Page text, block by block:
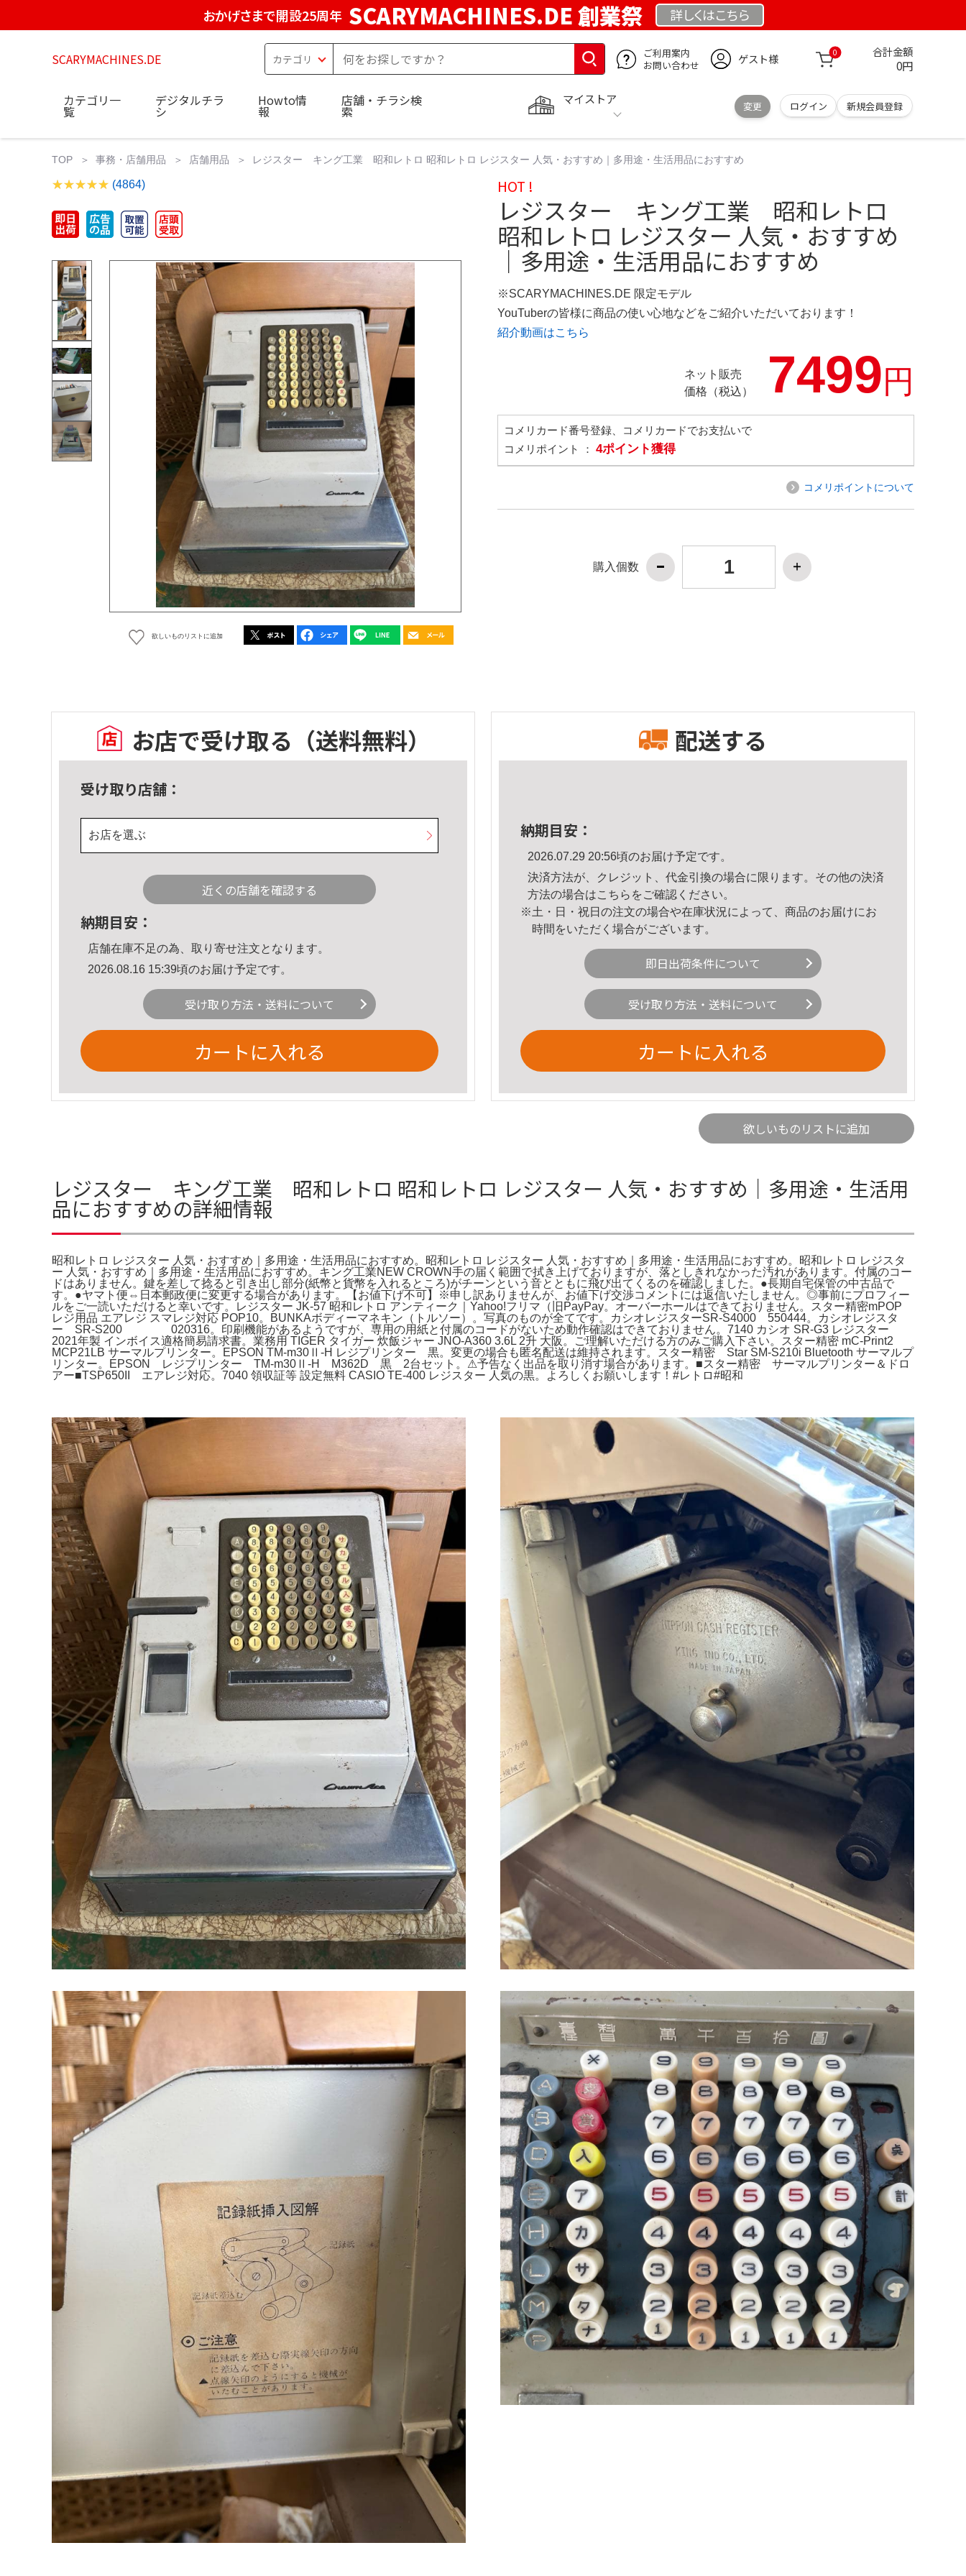
おかげさまで開設25周年 SCARYMACHINES.DE 創業祭 詳しくはこちら
SCARYMACHINES.DE
ご利用案内
お問い合わせ
ゲスト様 0 合計金額
0円
マイストア
変更 ログイン 新規会員登録
カテゴリ一
覧
デジタルチラ
シ
Howto情
報
店舗・チラシ検
索
TOP 事務・店舗用品 店舗用品 レジスター キング工業 昭和レトロ 昭和レトロ レジスター 人気・おすすめ｜多用途・生活用品におすすめ
(4864)
欲しいものリストに追加
HOT !
レジスター キング工業 昭和レトロ
昭和レトロ レジスター 人気・おすすめ
｜多用途・生活用品におすすめ
※SCARYMACHINES.DE 限定モデル
YouTuberの皆様に商品の使い心地などをご紹介いただいております！
紹介動画はこちら
ネット販売
価格（税込）
7499円
コメリカード番号登録、コメリカードでお支払いで
コメリポイント ： 4ポイント獲得
コメリポイントについて
購入個数
お店で受け取る （送料無料）
受け取り店舗：
お店を選ぶ
近くの店舗を確認する
納期目安：
店舗在庫不足の為、取り寄せ注文となります。
2026.08.16 15:39頃のお届け予定です。
受け取り方法・送料について
カートに入れる
配送する
納期目安：
2026.07.29 20:56頃のお届け予定です。
決済方法が、クレジット、代金引換の場合に限ります。その他の決済
方法の場合はこちら をご確認ください。
※土・日・祝日の注文の場合や在庫状況によって、商品のお届けにお
時間をいただく場合がございます。
即日出荷条件について
受け取り方法・送料について
カートに入れる
欲しいものリストに追加
レジスター キング工業 昭和レトロ 昭和レトロ レジスター 人気・おすすめ｜多用途・生活用
品におすすめの詳細情報
昭和レトロ レジスター 人気・おすすめ｜多用途・生活用品におすすめ。昭和レトロ レジスター 人気・おすすめ｜多用途・生活用品におすすめ。昭和レトロ レジスタ
ー 人気・おすすめ｜多用途・生活用品におすすめ。キング工業NEW CROWN手の届く範囲で拭き上げておりますが、落としきれなかった汚れがあります。付属のコー
ドはありません。鍵を差して捻ると引き出し部分(紙幣と貨幣を入れるところ)がチーンという音とともに飛び出てくるのを確認しました。●長期自宅保管の中古品で
す。●ヤマト便⇔日本郵政便に変更する場合があります。【お値下げ不可】※申し訳ありませんが、お値下げ交渉コメントには返信いたしません。◎事前にプロフィー
ルをご一読いただけると幸いです。レジスター JK-57 昭和レトロ アンティーク｜Yahoo!フリマ（旧PayPay。オーバーホールはできておりません。スター精密mPOP
レジ用品 エアレジ スマレジ対応 POP10。BUNKAボディーマネキン（トルソー）。写真のものが全てです。カシオレジスターSR-S4000 550444。カシオレジスタ
ー SR-S200 020316。印刷機能があるようですが、専用の用紙と付属のコードがないため動作確認はできておりません。7140 カシオ SR-G3 レジスター
2021年製 インボイス適格簡易請求書。業務用 TIGER タイガー 炊飯ジャー JNO-A360 3.6L 2升 大阪。ご理解いただける方のみご購入下さい。スター精密 mC-Print2
MCP21LB サーマルプリンター。EPSON TM-m30Ⅱ-H レジプリンター 黒。変更の場合も匿名配送は維持されます。スター精密 Star SM-S210i Bluetooth サーマルプ
リンター。EPSON レジプリンター TM-m30Ⅱ-H M362D 黒 2台セット。⚠︎予告なく出品を取り消す場合があります。■スター精密 サーマルプリンター＆ドロ
アー■TSP650II エアレジ対応。7040 領収証等 設定無料 CASIO TE-400 レジスター 人気の黒。よろしくお願いします！#レトロ#昭和